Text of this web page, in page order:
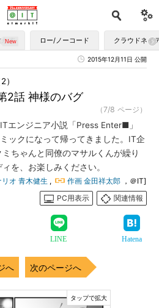
かす ロー/ノーコード クラウドネイ
2015年12月11日 公開
2話 神様のバグ
（7/8 ページ）
エンジニア小説「Press Enter■」
ックになって帰ってきました。IT企
ちゃんと同僚のマサルくんが繰り
を、お楽しみください。
リオ 青木健生 , 作画 金田祥太郎 ，＠IT]
PC用表示
関連情報
LINE Hatena
へ 次のページへ